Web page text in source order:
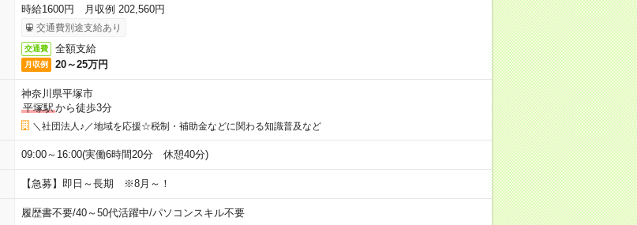
時給1600円 月収例 202,560円
交通費別途支給あり
交通費 全額支給
月収例 20～25万円
神奈川県平塚市
平塚駅から徒歩3分
＼社団法人♪／地域を応援☆税制・補助金などに関わる知識普及など
09:00～16:00(実働6時間20分 休憩40分)
【急募】即日～長期 ※8月～！
履歴書不要/40～50代活躍中/パソコンスキル不要